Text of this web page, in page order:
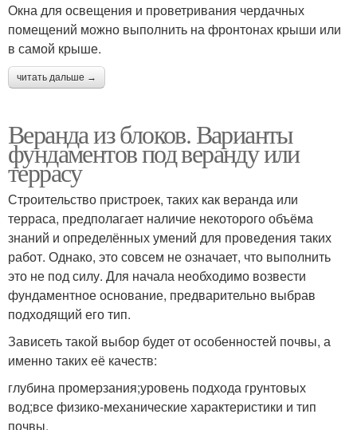
Окна для освещения и проветривания чердачных
помещений можно выполнить на фронтонах крыши или
в самой крыше.
читать дальше →
Веранда из блоков. Варианты
фундаментов под веранду или
террасу
Строительство пристроек, таких как веранда или
терраса, предполагает наличие некоторого объёма
знаний и определённых умений для проведения таких
работ. Однако, это совсем не означает, что выполнить
это не под силу. Для начала необходимо возвести
фундаментное основание, предварительно выбрав
подходящий его тип.
Зависеть такой выбор будет от особенностей почвы, а
именно таких её качеств:
глубина промерзания;уровень подхода грунтовых
вод;все физико-механические характеристики и тип
почвы.